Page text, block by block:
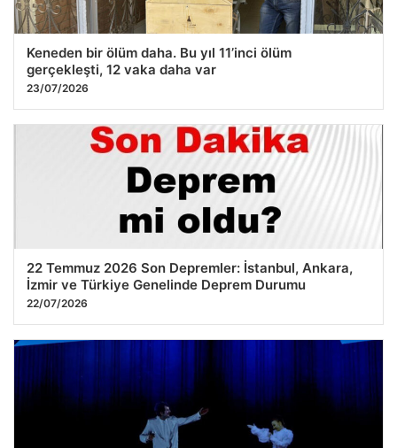
Keneden bir ölüm daha. Bu yıl 11’inci ölüm
gerçekleşti, 12 vaka daha var
23/07/2026
22 Temmuz 2026 Son Depremler: İstanbul, Ankara,
İzmir ve Türkiye Genelinde Deprem Durumu
22/07/2026